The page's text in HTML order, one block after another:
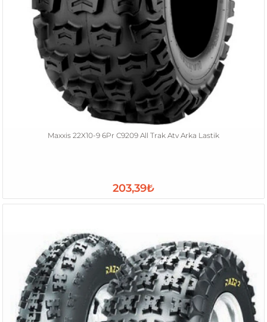
Maxxis 22X10-9 6Pr C9209 All Trak Atv Arka Lastik
203,39₺